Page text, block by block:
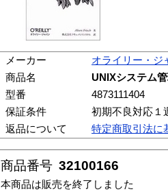
メーカー
オライリー・ジ
商品名
UNIXシステム
型番
4873111404
保証条件
初期不良対応１
返品について
特定商取引法に
商品番号 32100166
本商品は販売を終了しました